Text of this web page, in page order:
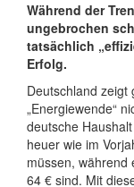
Während der
ungebrochen
tatsächlich
Erfolg.
Deutschland zeigt
„Energiewende“
deutsche
heuer wie im
müssen, während
64 € sind. Mit